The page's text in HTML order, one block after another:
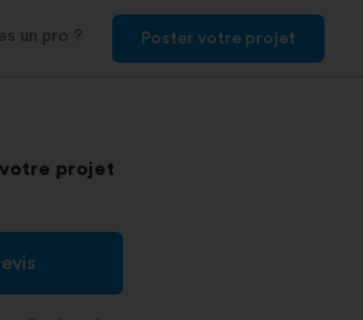
un pro ? Poster votre projet
projet